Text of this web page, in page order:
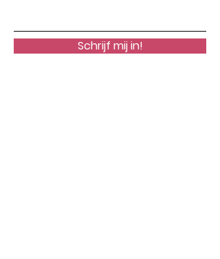
Schrijf mij in!